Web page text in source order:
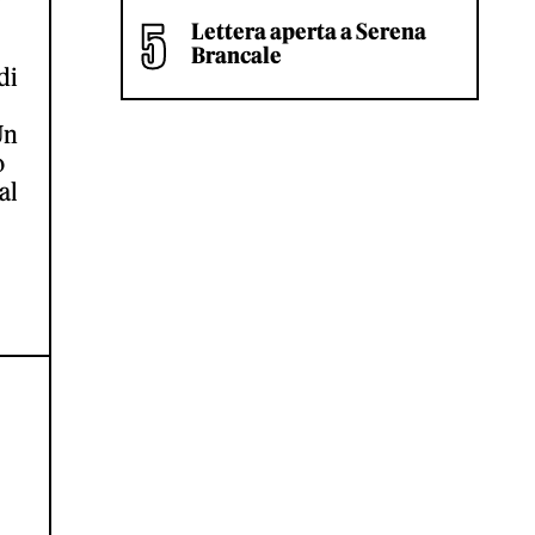
Lettera aperta a Serena
Brancale